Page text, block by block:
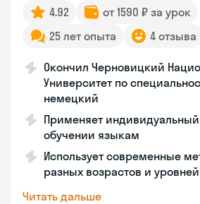
4.92
от 1590 ₽ за урок
25 лет опыта
4 отзыва
Окончил Черновицкий
Университет по
немецкий
Применяет
обучении языкам
Использует современные
разных возрастов и уровней
Читать дальше